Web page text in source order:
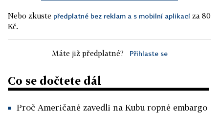
Nebo zkuste předplatné bez reklam a s mobilní aplikací za 80
Kč.
Máte již předplatné? Přihlaste se
Co se dočtete dál
Proč Američané zavedli na Kubu ropné embargo